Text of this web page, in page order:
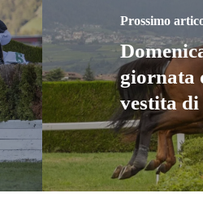
Prossimo
giornata
vestita